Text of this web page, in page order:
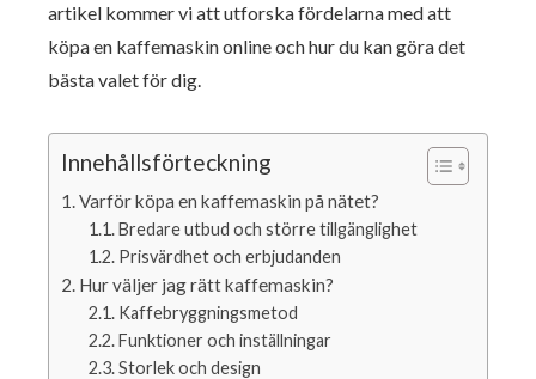
artikel kommer vi att utforska fördelarna med att
köpa en kaffemaskin online och hur du kan göra det
bästa valet för dig.
Innehållsförteckning
Varför köpa en kaffemaskin på nätet?
Bredare utbud och större tillgänglighet
Prisvärdhet och erbjudanden
Hur väljer jag rätt kaffemaskin?
Kaffebryggningsmetod
Funktioner och inställningar
Storlek och design